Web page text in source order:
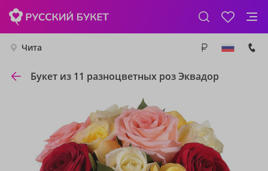
Чита
Букет из 11 разноцветных роз Эквадор